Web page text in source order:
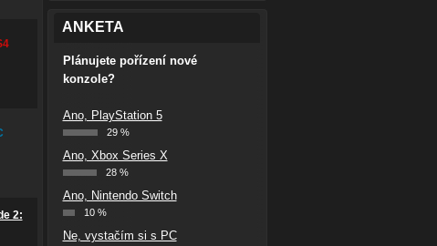
2:
ANKETA
Plánujete pořízení nové
konzole?
Ano, PlayStation 5
29 %
Ano, Xbox Series X
28 %
Ano, Nintendo Switch
10 %
Ne, vystačím si s PC